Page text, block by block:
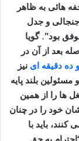
هائی به ظاهر
و جدل
بود”. گویا
بعد از آن در
ده دقیقه ای نیز
بلند پایه
ها را از همین
خود را در چنان
باید با